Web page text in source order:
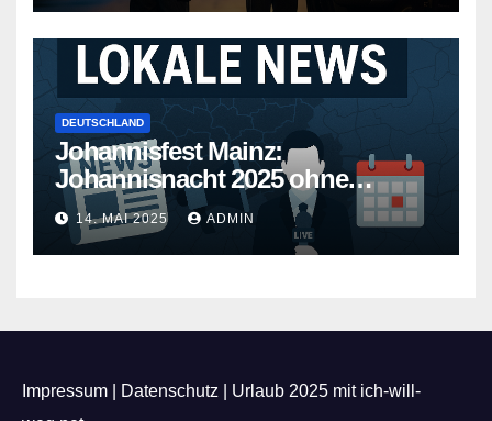
DEUTSCHLAND
Johannisfest Mainz:
Johannisnacht 2025 ohne
Feuerwerk
14. MAI 2025 ADMIN
Impressum Datenschutz
Urlaub 2025 mit ich-will-